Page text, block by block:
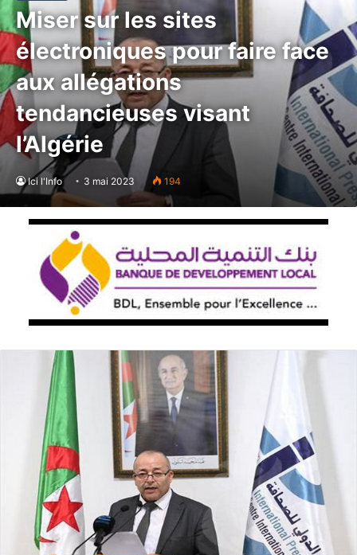
Miser sur les sites
électroniques pour faire face
aux allégations
tendancieuses visant
l’Algérie
Ici l'Info 3 mai 2023 194